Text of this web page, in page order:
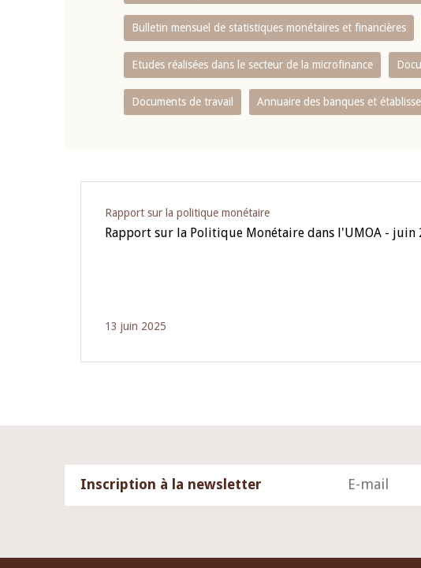
Bulletin mensuel de statistiques monétaires et financières
Etudes réalisées dans le secteur de la microfinance
Documents de travail Annuaire des banques et
Rapport sur la politique monétaire
Rapport sur la Politique Monétaire dans l'UMOA - juin
13 juin 2025
Inscription à la newsletter